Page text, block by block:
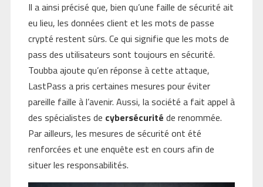
Il a ainsi précisé que, bien qu’une faille de sécurité ait
eu lieu, les données client et les mots de passe
crypté restent sûrs. Ce qui signifie que les mots de
pass des utilisateurs sont toujours en sécurité.
Toubba ajoute qu’en réponse à cette attaque,
LastPass a pris certaines mesures pour éviter
pareille faille à l’avenir. Aussi, la société a fait appel à
des spécialistes de cybersécurité de renommée.
Par ailleurs, les mesures de sécurité ont été
renforcées et une enquête est en cours afin de
situer les responsabilités.